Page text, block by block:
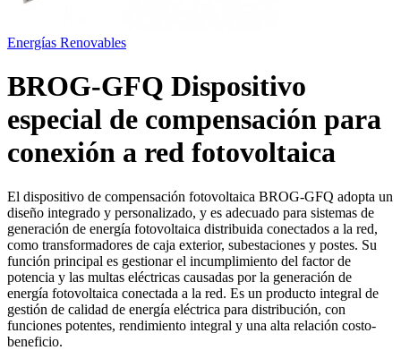
Energías Renovables
BROG-GFQ Dispositivo
especial de compensación para
conexión a red fotovoltaica
El dispositivo de compensación fotovoltaica BROG-GFQ adopta un
diseño integrado y personalizado, y es adecuado para sistemas de
generación de energía fotovoltaica distribuida conectados a la red,
como transformadores de caja exterior, subestaciones y postes. Su
función principal es gestionar el incumplimiento del factor de
potencia y las multas eléctricas causadas por la generación de
energía fotovoltaica conectada a la red. Es un producto integral de
gestión de calidad de energía eléctrica para distribución, con
funciones potentes, rendimiento integral y una alta relación costo-
beneficio.